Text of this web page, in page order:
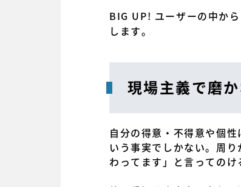
BIG UP! ユーザーの中か
します。
現場主義で磨
自分の得意・不得意や個
いう事実でしかない。周
わってます」と言っての